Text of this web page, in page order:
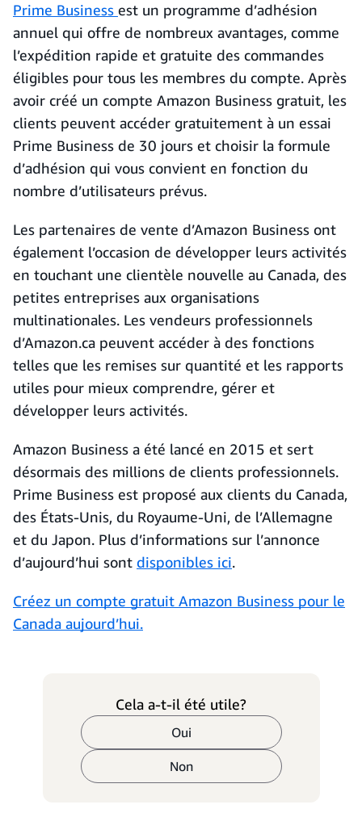
Prime Business est un programme d’adhésion
annuel qui offre de nombreux avantages, comme
l’expédition rapide et gratuite des commandes
éligibles pour tous les membres du compte. Après
avoir créé un compte Amazon Business gratuit, les
clients peuvent accéder gratuitement à un essai
Prime Business de 30 jours et choisir la formule
d’adhésion qui vous convient en fonction du
nombre d’utilisateurs prévus.
Les partenaires de vente d’Amazon Business ont
également l’occasion de développer leurs activités
en touchant une clientèle nouvelle au Canada, des
petites entreprises aux organisations
multinationales. Les vendeurs professionnels
d’Amazon.ca peuvent accéder à des fonctions
telles que les remises sur quantité et les rapports
utiles pour mieux comprendre, gérer et
développer leurs activités.
Amazon Business a été lancé en 2015 et sert
désormais des millions de clients professionnels.
Prime Business est proposé aux clients du Canada,
des États-Unis, du Royaume-Uni, de l’Allemagne
et du Japon. Plus d’informations sur l’annonce
d’aujourd’hui sont disponibles ici.
Créez un compte gratuit Amazon Business pour le
Canada aujourd’hui.
Cela a-t-il été utile?
Oui
Non